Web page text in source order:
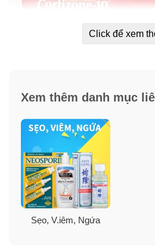
Hướng dẫn sử dụng kem
Cortizone 10 Calming Aloe
Click để xem
Xem thêm danh mục
Sẹo, V.iêm, Ngứa